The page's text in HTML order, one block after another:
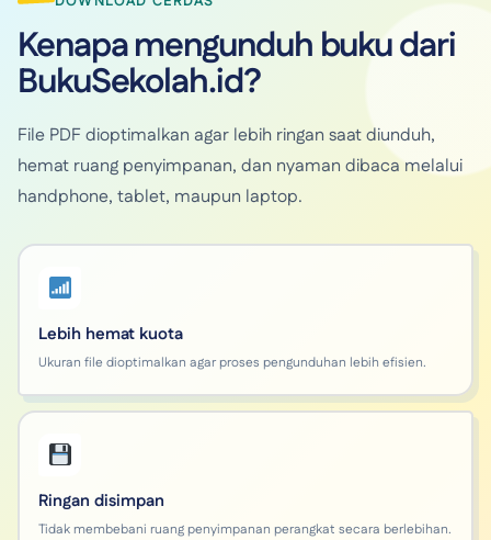
Kenapa mengunduh buku dari
BukuSekolah.id?
File PDF dioptimalkan agar lebih ringan saat diunduh,
hemat ruang penyimpanan, dan nyaman dibaca melalui
handphone, tablet, maupun laptop.
Lebih hemat kuota
Ukuran file dioptimalkan agar proses pengunduhan lebih efisien.
Ringan disimpan
Tidak membebani ruang penyimpanan perangkat secara berlebihan.